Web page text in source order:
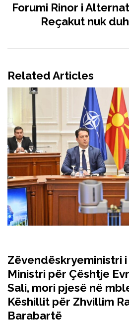
Forumi Rinor i
Reçakut nuk
Related Articles
Zëvendëskryeministri
Ministri për Çështje
Sali, mori pjesë në
Këshillit për Zhvillim
Barabartë